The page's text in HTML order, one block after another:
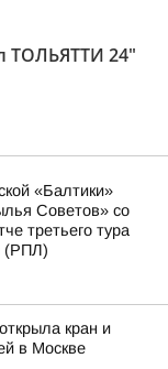
ТОЛЬЯТТИ 24"
«Балтики»
Советов» со
третьего тура
(РПЛ)
кран и
в Москве